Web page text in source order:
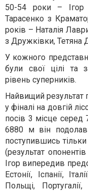
50-54 роки – Ігор
Тарасенко з
років – Наталія
з Дружківки, Тетяна
У кожного
були свої цілі та
рівень суперників.
Найвищий результат
у фіналі на довгій
посів 3 місце серед
6880 м він
поступившись
(результат
Ігор випередив
Естонії, Іспанії,
Польщі,